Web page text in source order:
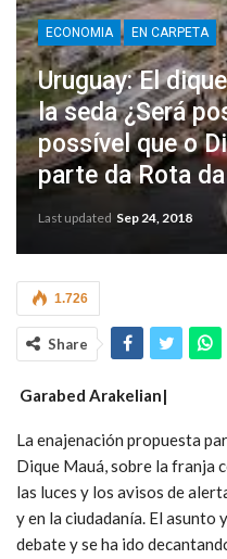
ECONOMIA EN CARPETA
Uruguay: El
la seda ¿Será
possível que o
parte da Rota
Last updated Sep 24, 2018
1.726
Share
Garabed Arakelian|
La enajenación propuesta
Dique Mauá, sobre la franja
las luces y los avisos de
y en la ciudadanía. El asunto
debate y se ha ido